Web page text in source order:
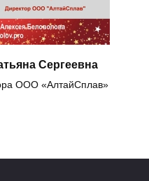
Сергеевна
ООО «АлтайСплав»